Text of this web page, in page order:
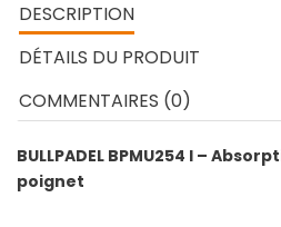
DESCRIPTION
DÉTAILS DU PRODUIT
COMMENTAIRES (0)
BULLPADEL BPMU254 I –
poignet